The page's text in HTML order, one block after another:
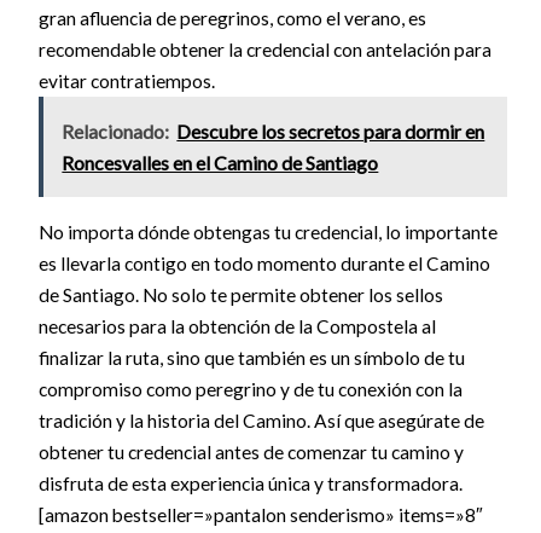
gran afluencia de peregrinos, como el verano, es
recomendable obtener la credencial con antelación para
evitar contratiempos.
Relacionado: Descubre los secretos para dormir en
Roncesvalles en el Camino de Santiago
No importa dónde obtengas tu credencial, lo importante
es llevarla contigo en todo momento durante el Camino
de Santiago. No solo te permite obtener los sellos
necesarios para la obtención de la Compostela al
finalizar la ruta, sino que también es un símbolo de tu
compromiso como peregrino y de tu conexión con la
tradición y la historia del Camino. Así que asegúrate de
obtener tu credencial antes de comenzar tu camino y
disfruta de esta experiencia única y transformadora.
[amazon bestseller=»pantalon senderismo» items=»8″